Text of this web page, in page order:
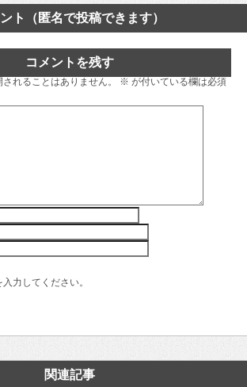
ト（匿名で投稿できます）
コメントを残す
れることはありません。 ※ が付いている欄は必須
力してください。
関連記事